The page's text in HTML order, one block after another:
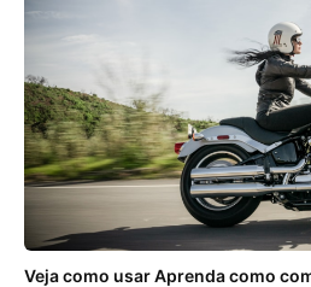
Veja como usar Aprenda como